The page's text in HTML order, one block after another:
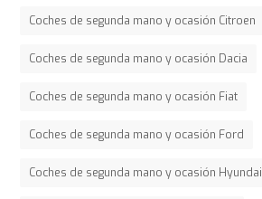
Coches de segunda mano y ocasión Citroen
Coches de segunda mano y ocasión Dacia
Coches de segunda mano y ocasión Fiat
Coches de segunda mano y ocasión Ford
Coches de segunda mano y ocasión Hyundai